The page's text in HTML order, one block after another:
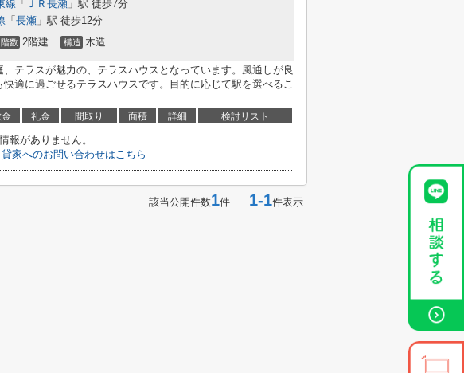
線 「 ＪＲ長瀬 」駅 徒歩7分
「 長瀬 」駅 徒歩12分
階数 2階建 構造 木造
テラスが魅力の、テラスハウスとなっています。風通しが良
快適に過ごせるテラスハウスです。目的に応じて駅を選べるこ
礼金 間取り 面積 詳細 検討リスト
報がありません。
家へのお問い合わせはこちら
該当公開件数1件 1-1件表示